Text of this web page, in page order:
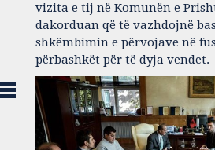
vizita e tij në Komunën e
dakorduan që të vazhdojnë
shkëmbimin e përvojave në
përbashkët për të dyja vendet.